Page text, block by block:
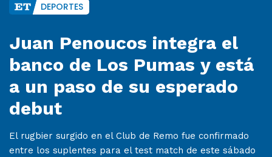
DEPORTES
Juan Penoucos integra el
banco de Los Pumas y está
a un paso de su esperado
debut
El rugbier surgido en el Club de Remo fue confirmado
entre los suplentes para el test match de este sábado